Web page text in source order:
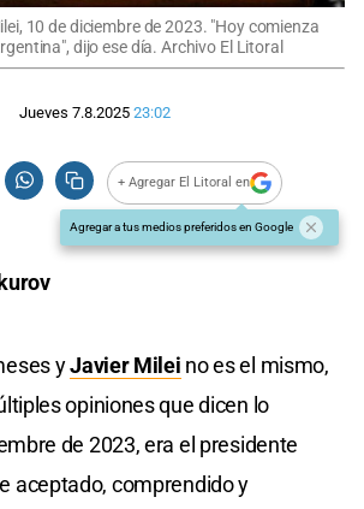
10 de diciembre de 2023. "Hoy comienza
dijo ese día. Archivo El Litoral
Jueves 7.8.2025 23:02
+ Agregar El Litoral en
Agregar a tus medios preferidos en Google
yJavier Milei no es el mismo,
opiniones que dicen lo
de 2023, era el presidente
aceptado, comprendido y